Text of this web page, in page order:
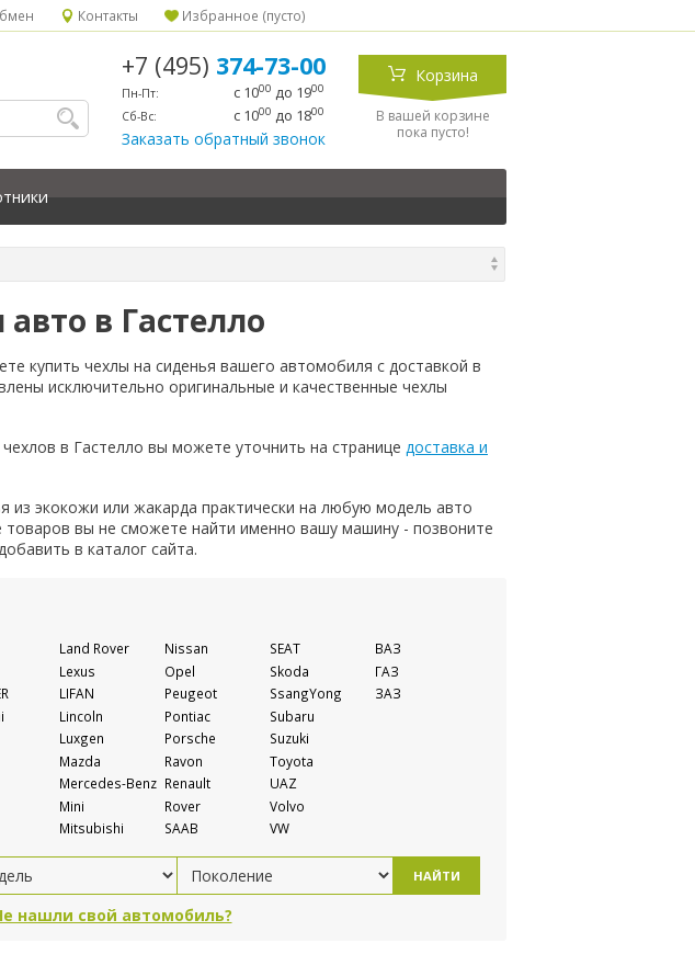
Контакты Избранное (пусто)
+7 (495) 374-73-00
Пн-Пт: с 1000 до 1900
Сб-Вс: с 1000 до 1800
Заказать обратный звонок
Корзина
В вашей корзине
пока пусто!
в Гастелло
купить чехлы на сиденья вашего автомобиля с доставкой в
исключительно оригинальные и качественные чехлы
в Гастелло вы можете уточнить на странице доставка и
из экокожи или жакарда практически на любую модель авто
товаров вы не сможете найти именно вашу машину - позвоните
в каталог сайта.
Land Rover
Lexus
LIFAN
Lincoln
Luxgen
Mazda
Mercedes-Benz
Mini
Mitsubishi
Nissan
Opel
Peugeot
Pontiac
Porsche
Ravon
Renault
Rover
SAAB
SEAT
Skoda
SsangYong
Subaru
Suzuki
Toyota
UAZ
Volvo
VW
ВАЗ
ГАЗ
ЗАЗ
НАЙТИ
нашли свой автомобиль?